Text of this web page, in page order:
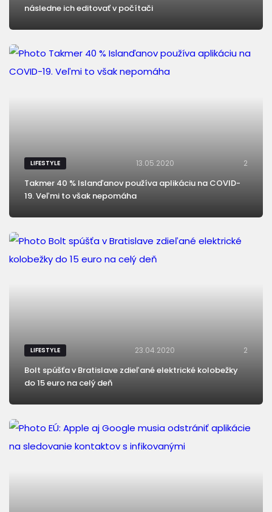
následne ich editovať v počítači
LIFESTYLE 13.05.2020 2
Takmer 40 % Islanďanov používa aplikáciu na COVID-
19. Veľmi to však nepomáha
LIFESTYLE 23.04.2020 2
Bolt spúšťa v Bratislave zdieľané elektrické kolobežky
do 15 euro na celý deň